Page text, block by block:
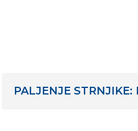
PALJENJE